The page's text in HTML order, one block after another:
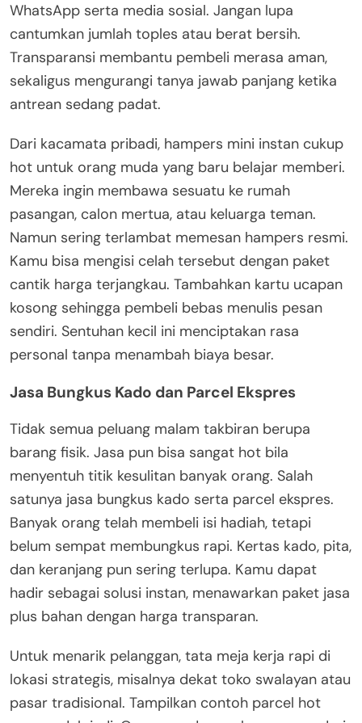
WhatsApp serta media sosial. Jangan lupa
cantumkan jumlah toples atau berat bersih.
Transparansi membantu pembeli merasa aman,
sekaligus mengurangi tanya jawab panjang ketika
antrean sedang padat.
Dari kacamata pribadi, hampers mini instan cukup
hot untuk orang muda yang baru belajar memberi.
Mereka ingin membawa sesuatu ke rumah
pasangan, calon mertua, atau keluarga teman.
Namun sering terlambat memesan hampers resmi.
Kamu bisa mengisi celah tersebut dengan paket
cantik harga terjangkau. Tambahkan kartu ucapan
kosong sehingga pembeli bebas menulis pesan
sendiri. Sentuhan kecil ini menciptakan rasa
personal tanpa menambah biaya besar.
Jasa Bungkus Kado dan Parcel Ekspres
Tidak semua peluang malam takbiran berupa
barang fisik. Jasa pun bisa sangat hot bila
menyentuh titik kesulitan banyak orang. Salah
satunya jasa bungkus kado serta parcel ekspres.
Banyak orang telah membeli isi hadiah, tetapi
belum sempat membungkus rapi. Kertas kado, pita,
dan keranjang pun sering terlupa. Kamu dapat
hadir sebagai solusi instan, menawarkan paket jasa
plus bahan dengan harga transparan.
Untuk menarik pelanggan, tata meja kerja rapi di
lokasi strategis, misalnya dekat toko swalayan atau
pasar tradisional. Tampilkan contoh parcel hot